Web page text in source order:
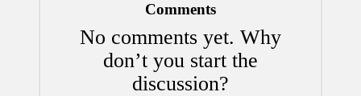
Comments
No comments yet. Why
don’t you start the
discussion?